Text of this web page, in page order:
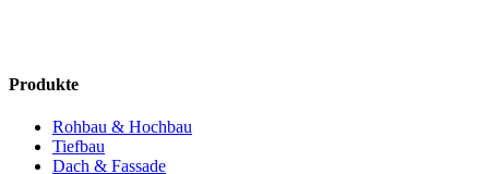
Produkte
Rohbau & Hochbau
Tiefbau
Dach & Fassade